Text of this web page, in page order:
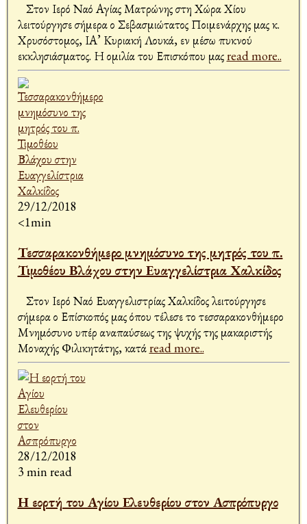
Στον Ιερό Ναό Αγίας Ματρώνης στη Χώρα Χίου
λειτούργησε σήμερα ο Σεβασμιώτατος Ποιμενάρχης μας κ.
Χρυσόστομος, ΙΑ’ Κυριακή Λουκά, εν μέσω πυκνού
εκκλησιάσματος. Η ομιλία του Επισκόπου μαςread more..
29/12/2018
<1min
Τεσσαρακονθήμερο μνημόσυνο της μητρός του π.
Τιμοθέου Βλάχου στην Ευαγγελίστρια Χαλκίδος
Στον Ιερό Ναό Ευαγγελιστρίας Χαλκίδος λειτούργησε
σήμερα ο Επίσκοπός μας όπου τέλεσε το τεσσαρακονθήμερο
Μνημόσυνο υπέρ αναπαύσεως της ψυχής της μακαριστής
Μοναχής Φιλικητάτης, κατάread more..
28/12/2018
3 min read
Η εορτή του Αγίου Ελευθερίου στον Ασπρόπυργο